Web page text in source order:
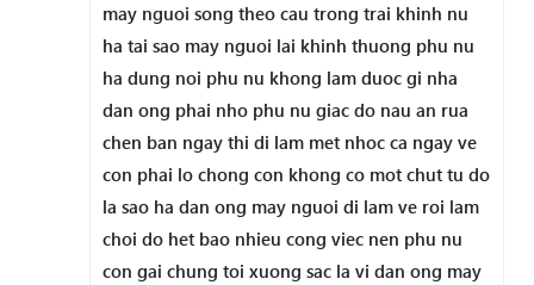
may nguoi song theo cau trong trai khinh nu
ha tai sao may nguoi lai khinh thuong phu nu
ha dung noi phu nu khong lam duoc gi nha
dan ong phai nho phu nu giac do nau an rua
chen ban ngay thi di lam met nhoc ca ngay ve
con phai lo chong con khong co mot chut tu do
la sao ha dan ong may nguoi di lam ve roi lam
choi do het bao nhieu cong viec nen phu nu
con gai chung toi xuong sac la vi dan ong may